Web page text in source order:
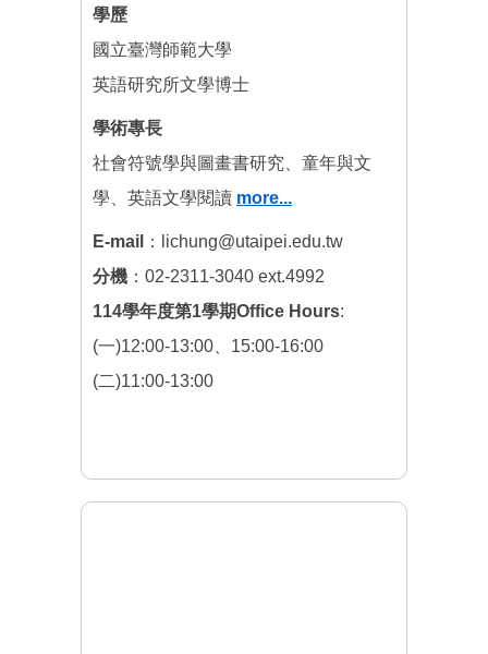
學歷
國立臺灣師範大學
英語研究所文學博士
學術專長
社會符號學與圖畫書研究、童年與文
學、英語文學閱讀 more...
E-mail
：lichung@utaipei.edu.tw
分機 ：02-2311-3040 ext.4992
114學年度第1學期Office Hours:
(一)12:00-13:00、15:00-16:00
(二)11:00-13:00